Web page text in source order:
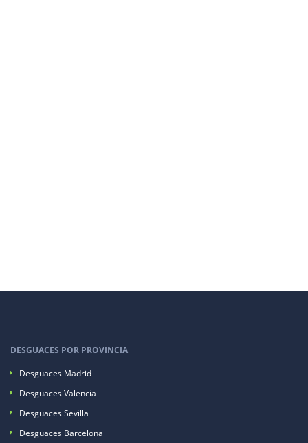
DESGUACES POR PROVINCIA
Desguaces Madrid
Desguaces Valencia
Desguaces Sevilla
Desguaces Barcelona